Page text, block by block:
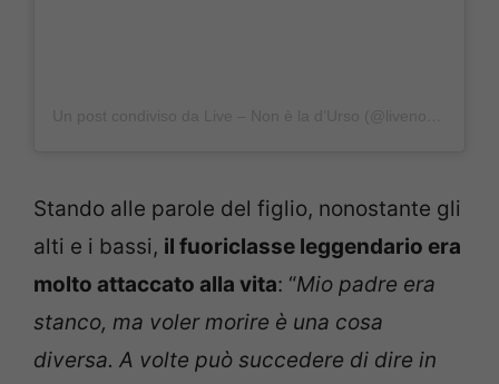
Stando alle parole del figlio, nonostante gli
alti e i bassi, il fuoriclasse leggendario era
molto attaccato alla vita: “Mio padre era
stanco, ma voler morire è una cosa
diversa. A volte può succedere di dire in